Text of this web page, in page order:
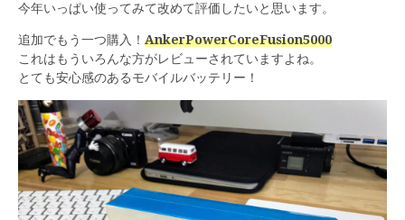
今年いっぱい使ってみて改めて評価したいと思います。
追加でもう一つ購入！ AnkerPowerCoreFusion5000
これはもういろんな方がレビューされていますよね。
とても安心感のあるモバイルバッテリー！